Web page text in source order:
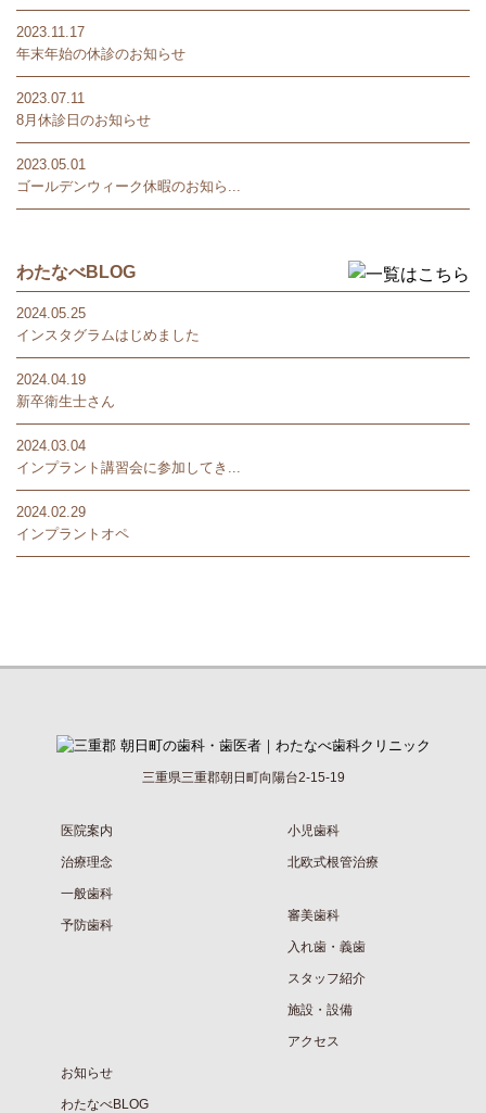
2023.11.17
年末年始の休診のお知らせ
2023.07.11
8月休診日のお知らせ
2023.05.01
ゴールデンウィーク休暇のお知ら...
わたなべBLOG
2024.05.25
インスタグラムはじめました
2024.04.19
新卒衛生士さん
2024.03.04
インプラント講習会に参加してき...
2024.02.29
インプラントオペ
三重県三重郡朝日町向陽台2-15-19
医院案内
治療理念
一般歯科
予防歯科
小児歯科
北欧式根管治療
審美歯科
入れ歯・義歯
スタッフ紹介
施設・設備
アクセス
お知らせ
わたなべBLOG